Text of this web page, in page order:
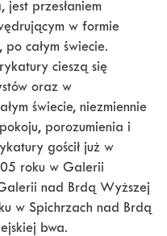
jest przesłaniem
w formie
całym świecie.
cieszą się
oraz w
świecie, niezmiennie
porozumienia i
gościł już w
roku w Galerii
nad Brdą Wyższej
w Spichrzach nad Brdą
bwa.